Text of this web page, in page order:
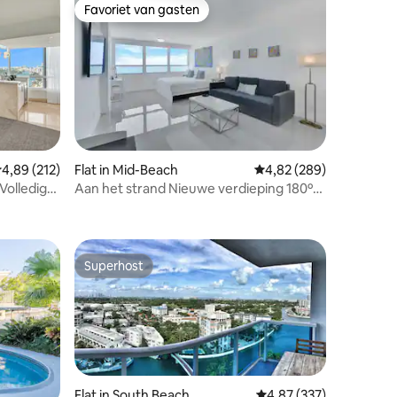
beoordeling van 4,89 op 5, 212 recensies
4,89 (212)
Favoriet van gasten
Favoriet van gasten
Flat in Mid-Beach Gemiddelde
4,82 (289)
Aan het strand Nieuwe verdieping 180º
Superhost
Superhost